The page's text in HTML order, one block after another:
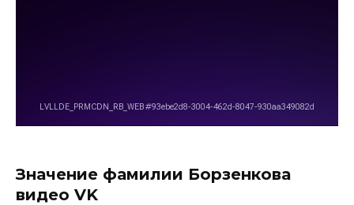
Значение фамилии Борзенкова
видео VK